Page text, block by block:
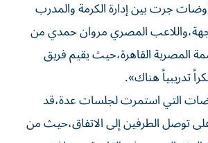
جرت بين إدارة الكرمة والمدرب
المصري مروان حمدي من
المصرية القاهرة،حيث يقيم فريق
تدريبياً هناك».
التي استمرت لجلسات عدة،قد
توصل الطرفين إلى الاتفاق،حيث من